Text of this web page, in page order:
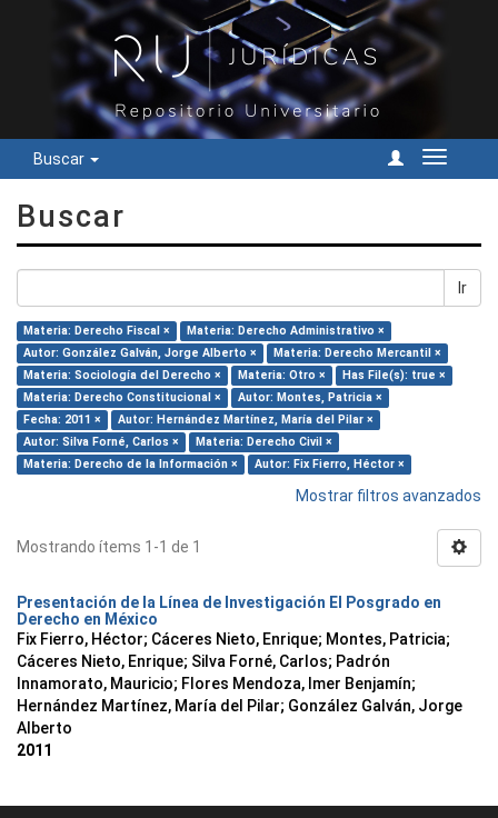
Buscar
Cambiar
Buscar
Ir
Materia: Derecho Fiscal ×
Materia: Derecho Administrativo ×
Autor: González Galván, Jorge Alberto ×
Materia: Derecho Mercantil ×
Materia: Sociología del Derecho ×
Materia: Otro ×
Has File(s): true ×
Materia: Derecho Constitucional ×
Autor: Montes, Patricia ×
Fecha: 2011 ×
Autor: Hernández Martínez, María del Pilar ×
Autor: Silva Forné, Carlos ×
Materia: Derecho Civil ×
Materia: Derecho de la Información ×
Autor: Fix Fierro, Héctor ×
Mostrar filtros avanzados
Mostrando ítems 1-1 de 1
Presentación de la Línea de Investigación El Posgrado en
Derecho en México
Fix Fierro, Héctor; Cáceres Nieto, Enrique; Montes, Patricia;
Cáceres Nieto, Enrique; Silva Forné, Carlos; Padrón
Innamorato, Mauricio; Flores Mendoza, Imer Benjamín;
Hernández Martínez, María del Pilar; González Galván, Jorge
Alberto
2011